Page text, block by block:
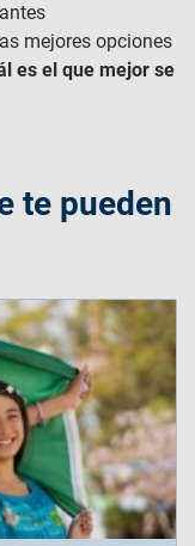
mejores opciones
es el que mejor se
te pueden